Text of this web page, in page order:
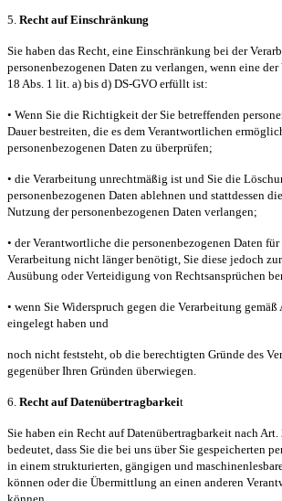
5. Recht auf Einschränkung
Sie haben das Recht, eine Einschränkung bei der
personenbezogenen Daten zu verlangen, wenn eine
18 Abs. 1 lit. a) bis d) DS-GVO erfüllt ist:
• Wenn Sie die Richtigkeit der Sie betreffenden
Dauer bestreiten, die es dem Verantwortlichen
personenbezogenen Daten zu überprüfen;
• die Verarbeitung unrechtmäßig ist und Sie die
personenbezogenen Daten ablehnen und stattdessen
Nutzung der personenbezogenen Daten verlangen;
• der Verantwortliche die personenbezogenen Daten
Verarbeitung nicht länger benötigt, Sie diese jedoch
Ausübung oder Verteidigung von Rechtsansprüchen
• wenn Sie Widerspruch gegen die Verarbeitung gemäß
eingelegt haben und
noch nicht feststeht, ob die berechtigten Gründe des
gegenüber Ihren Gründen überwiegen.
6. Recht auf Datenübertragbarkeit
Sie haben ein Recht auf Datenübertragbarkeit nach Art.
bedeutet, dass Sie die bei uns über Sie gespeicherten
in einem strukturierten, gängigen und
können oder die Übermittlung an einen anderen